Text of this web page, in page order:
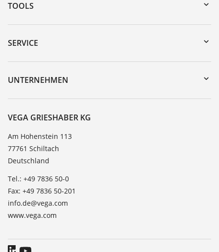
TOOLS
Download-Center
Gerätesuche (Seriennummer)
DTM Collection/PACTware
SERVICE
Geräterücksendung
Trainings
Beständigkeitsliste
TeamViewer
UNTERNEHMEN
Karriere
Über VEGA
Kontakt
News
Presse
Blog
VEGA GRIESHABER KG
Am Hohenstein 113
77761 Schiltach
Deutschland
Tel.: +49 7836 50-0
Fax: +49 7836 50-201
info.de@vega.com
www.vega.com